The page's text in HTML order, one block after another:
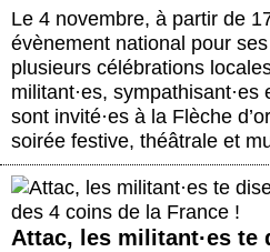
Le 4 novembre, à partir de
évènement national pour
plusieurs célébrations
militant·es, sympathisant·es
sont invité·es à la Flèche
soirée festive, théâtrale et
Attac, les militant·es te